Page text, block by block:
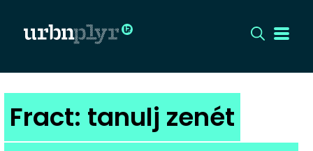
CÍMLAP
DIZÁJN
Fract: tanulj zenét